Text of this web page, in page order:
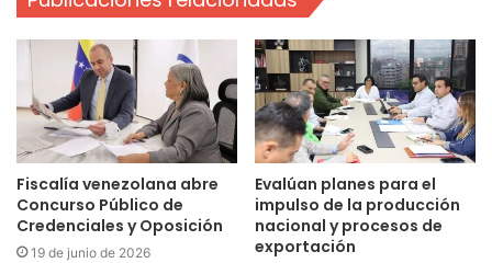
Fiscalía venezolana abre
Concurso Público de
Credenciales y Oposición
19 de junio de 2026
Evalúan planes para el
impulso de la producción
nacional y procesos de
exportación